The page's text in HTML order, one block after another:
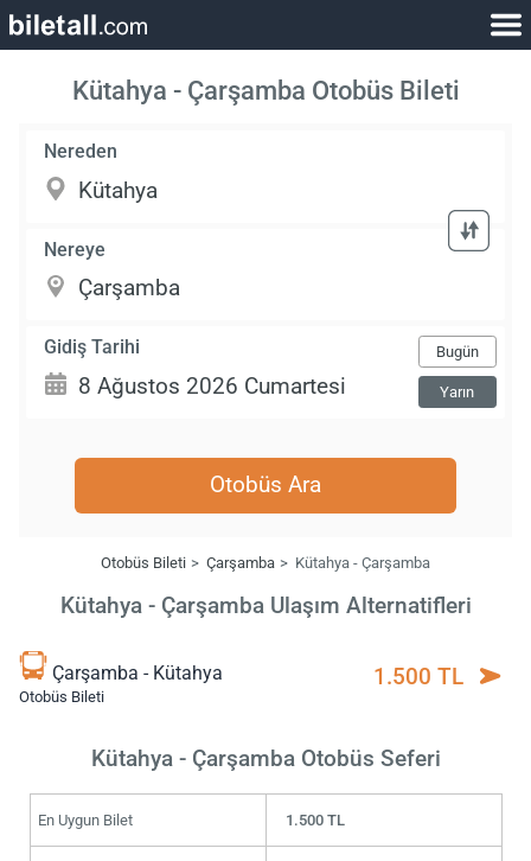
Kütahya - Çarşamba Otobüs Bileti
Nereden
Nereye
Gidiş Tarihi Bugün
Yarın
Otobüs Ara
Otobüs Bileti Çarşamba Kütahya - Çarşamba
Kütahya - Çarşamba Ulaşım Alternatifleri
Çarşamba - Kütahya
Otobüs Bileti
1.500 TL
Kütahya - Çarşamba Otobüs Seferi
En Uygun Bilet 1.500 TL